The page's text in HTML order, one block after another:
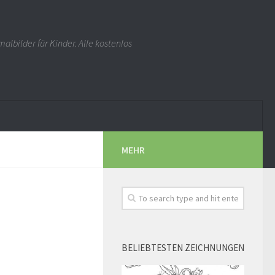
für Kinder. Alle kostenlos
MEHR
BELIEBTESTEN ZEICHNUNGEN